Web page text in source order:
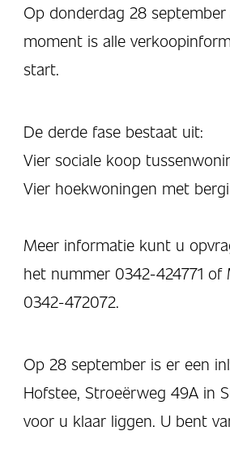
Op donderdag 28
moment is alle
start.
De derde fase bestaat uit:
Vier sociale koop
Vier hoekwoningen met
Meer informatie kunt u
het nummer 0342-424771
0342-472072.
Op 28 september is er een
Hofstee, Stroeërweg 49A in
voor u klaar liggen. U bent